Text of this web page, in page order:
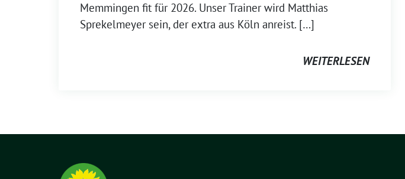
Memmingen fit für 2026. Unser Trainer wird Matthias
Sprekelmeyer sein, der extra aus Köln anreist. […]
WEITERLESEN